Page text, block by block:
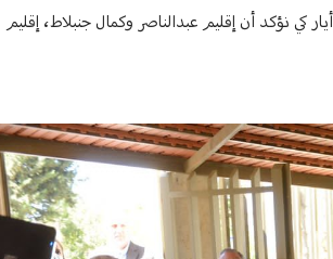
مع مخاتير إقليم الخروب: علاقتنا موجودة قبل الانتخابات وبعدها. ودوركم أساس بتشجيع الناس على التصويت ب15 أيار كي نؤكد أن إقليم عبدالناصر وكمال جنبلاط، إقليم